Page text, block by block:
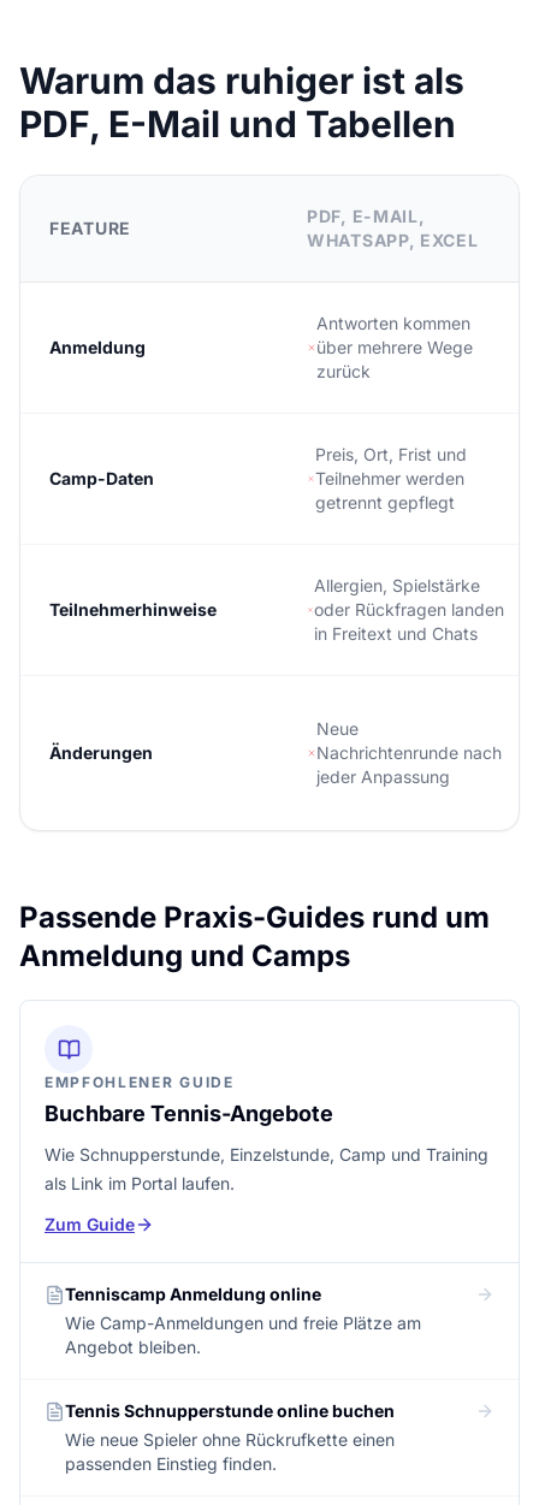
Warum das ruhiger ist als
PDF, E-Mail und Tabellen
FEATURE
PDF, E-MAIL,
WHATSAPP, EXCEL
Anmeldung
Antworten kommen
über mehrere Wege
zurück
Camp-Daten
Preis, Ort, Frist und
Teilnehmer werden
getrennt gepflegt
Teilnehmerhinweise
Allergien, Spielstärke
oder Rückfragen landen
in Freitext und Chats
Änderungen
Neue
Nachrichtenrunde nach
jeder Anpassung
Passende Praxis-Guides rund um
Anmeldung und Camps
EMPFOHLENER GUIDE
Buchbare Tennis-Angebote
Wie Schnupperstunde, Einzelstunde, Camp und Training
als Link im Portal laufen.
Zum Guide
Tenniscamp Anmeldung online
Wie Camp-Anmeldungen und freie Plätze am
Angebot bleiben.
Tennis Schnupperstunde online buchen
Wie neue Spieler ohne Rückrufkette einen
passenden Einstieg finden.